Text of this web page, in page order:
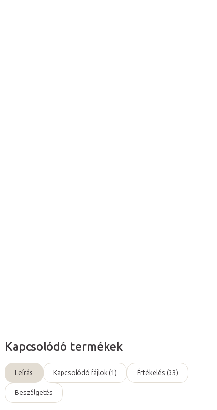
Kapcsolódó termékek
Leírás Kapcsolódó fájlok (1) Értékelés (33)
Beszélgetés